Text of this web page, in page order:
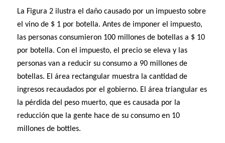
La Figura 2 ilustra el daño causado por un impuesto sobre
el vino de $ 1 por botella. Antes de imponer el impuesto,
las personas consumieron 100 millones de botellas a $ 10
por botella. Con el impuesto, el precio se eleva y las
personas van a reducir su consumo a 90 millones de
botellas. El área rectangular muestra la cantidad de
ingresos recaudados por el gobierno. El área triangular es
la pérdida del peso muerto, que es causada por la
reducción que la gente hace de su consumo en 10
millones de bottles.